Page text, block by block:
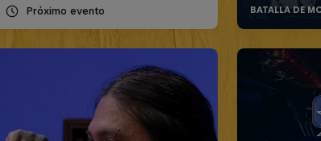
Próximo evento